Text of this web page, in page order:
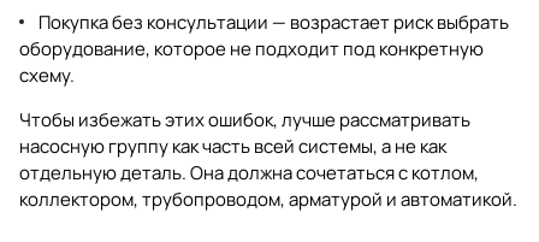
Покупка без консультации — возрастает риск выбрать
оборудование, которое не подходит под конкретную
схему.
Чтобы избежать этих ошибок, лучше рассматривать
насосную группу как часть всей системы, а не как
отдельную деталь. Она должна сочетаться с котлом,
коллектором, трубопроводом, арматурой и автоматикой.